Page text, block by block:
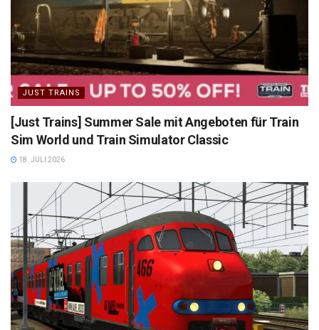
JUST TRAINS
[Just Trains] Summer Sale mit Angeboten für Train
Sim World und Train Simulator Classic
18. JULI 2026